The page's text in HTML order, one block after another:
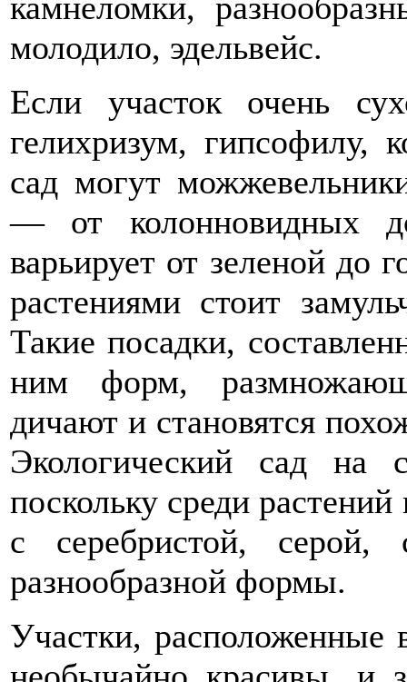
молодило, эдельвейс.
Если участок очень
гелихризум, гипсофилу,
сад могут
— от колонновидных
варьирует от зеленой до
растениями стоит
Такие посадки,
ним форм,
дичают и становятся
Экологический сад на
поскольку среди
с серебристой,
разнообразной формы.
Участки, расположенные